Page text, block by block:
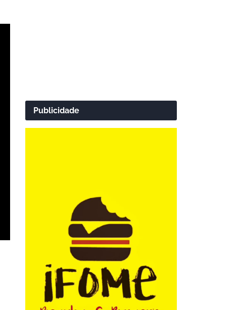
Publicidade